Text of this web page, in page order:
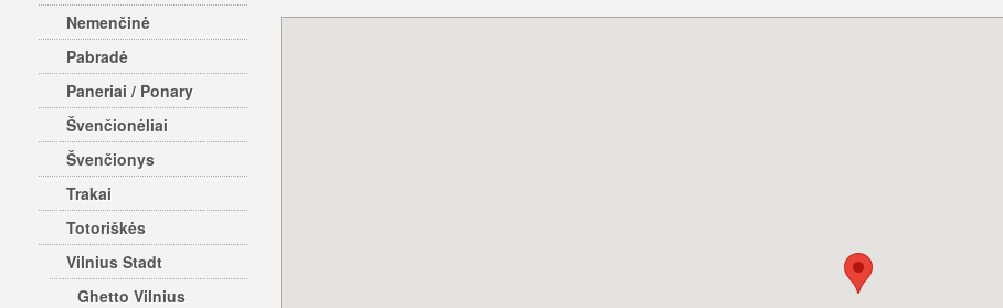
Nemenčinė
Pabradė
Paneriai / Ponary
Švenčionėliai
Švenčionys
Trakai
Totoriškės
Vilnius Stadt
Ghetto Vilnius